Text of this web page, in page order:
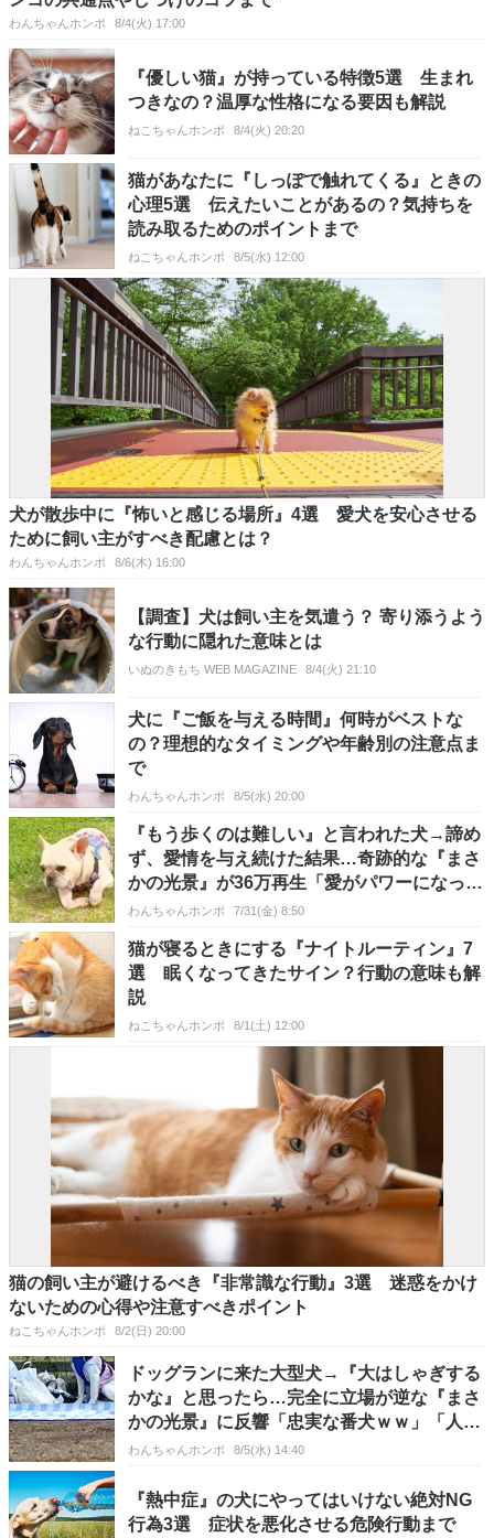
わんちゃんホンポ 8/4(火) 17:00
『優しい猫』が持っている特徴5選 生まれ
つきなの？温厚な性格になる要因も解説
ねこちゃんホンポ 8/4(火) 20:20
猫があなたに『しっぽで触れてくる』ときの
心理5選 伝えたいことがあるの？気持ちを
読み取るためのポイントまで
ねこちゃんホンポ 8/5(水) 12:00
犬が散歩中に『怖いと感じる場所』4選 愛犬を安心させる
ために飼い主がすべき配慮とは？
わんちゃんホンポ 8/6(木) 16:00
【調査】犬は飼い主を気遣う？ 寄り添うよう
な行動に隠れた意味とは
いぬのきもち WEB MAGAZINE 8/4(火) 21:10
犬に『ご飯を与える時間』何時がベストな
の？理想的なタイミングや年齢別の注意点ま
で
わんちゃんホンポ 8/5(水) 20:00
『もう歩くのは難しい』と言われた犬→諦め
ず、愛情を与え続けた結果…奇跡的な『まさ
かの光景』が36万再生「愛がパワーになって
る」「涙でた」
わんちゃんホンポ 7/31(金) 8:50
猫が寝るときにする『ナイトルーティン』7
選 眠くなってきたサイン？行動の意味も解
説
ねこちゃんホンポ 8/1(土) 12:00
猫の飼い主が避けるべき『非常識な行動』3選 迷惑をかけ
ないための心得や注意すべきポイント
ねこちゃんホンポ 8/2(日) 20:00
ドッグランに来た大型犬→『大はしゃぎする
かな』と思ったら…完全に立場が逆な『まさ
かの光景』に反響「忠実な番犬ｗｗ」「人間
が走るのか…」
わんちゃんホンポ 8/5(水) 14:40
『熱中症』の犬にやってはいけない絶対NG
行為3選 症状を悪化させる危険行動まで